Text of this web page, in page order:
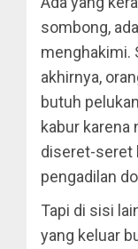
sombong,
menghakimi.
akhirnya,
butuh
kabur karena
diseret-seret
pengadilan
Tapi di sisi
yang keluar